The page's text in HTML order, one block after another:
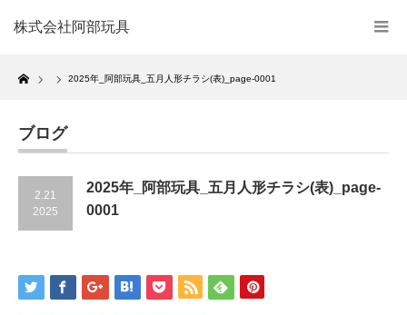
株式会社阿部玩具
Home
2025年_阿部玩具_五月人形チラシ(表)_page-0001
ブログ
2.21
2025
2025年_阿部玩具_五月人形チラシ(表)_page-
0001